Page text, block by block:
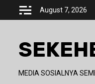
August 7, 2026
MEDIA SOSIALNYA